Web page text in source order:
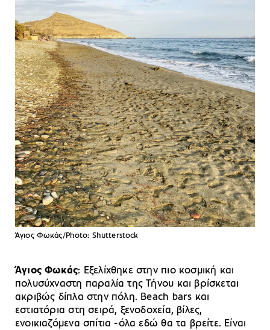
Άγιος Φωκάς/Photo: Shutterstock
Άγιος Φωκάς: Εξελίχθηκε στην πιο κοσμική και
πολυσύχναστη παραλία της Τήνου και βρίσκεται
ακριβώς δίπλα στην πόλη. Beach bars και
εστιατόρια στη σειρά, ξενοδοχεία, βίλες,
ενοικιαζόμενα σπίτια -όλα εδώ θα τα βρείτε. Είναι